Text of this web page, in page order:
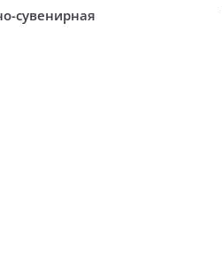
сувенирная